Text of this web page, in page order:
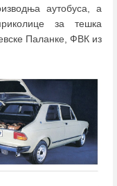
аутобуса, а
за тешка
Паланке, ФВК из